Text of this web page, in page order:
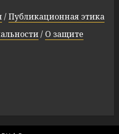
/Публикационная этика
/ О защите